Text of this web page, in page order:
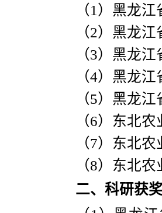
（1 ）黑龙江
（2）黑龙江
（3）黑龙江
（4）黑龙江
（5）黑龙江
（6）东北农
（7）东北农
（8）东北农
二、科研获